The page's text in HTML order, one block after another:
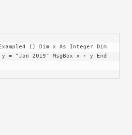
() Dim x As Integer Dim
= "Jan 2019" MsgBox x + y End